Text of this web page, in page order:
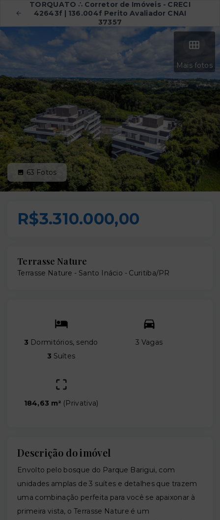
TORQUATO ∴ Corretor de Imóveis - CRECI
42643f | 136.004f Perito Avaliador CNAI
37357
Mais fotos
63 Fotos
R$3.310.000,00
Terrasse Nature
Terrasse Nature - Santo Inácio - Curitiba/PR
3 Dormitórios, sendo
3 Suítes
3 Vagas
184,63 m² (Privativa)
Descrição do imóvel
Envolto pelo bosque do Parque Barigui, com
unidades amplas de 3 suítes e detalhes que trazem
uma combinação perfeita para você se apaixonar à
primeira vista, o Terrasse Nature é um